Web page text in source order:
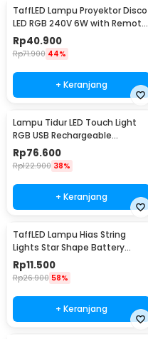
TaffLED Lampu Proyektor Disco
LED RGB 240V 6W with Remote
Control - CY-LV-RG
Rp40.900
Rp71.900 44%
+ Keranjang
Lampu Tidur LED Touch Light
RGB USB Rechargeable
1500mAh 5V 3W - F8-1
Rp76.600
Rp122.900 38%
+ Keranjang
TaffLED Lampu Hias String
Lights Star Shape Battery
Power 20 LED 3M - 2G11
Rp11.500
Rp26.900 58%
+ Keranjang